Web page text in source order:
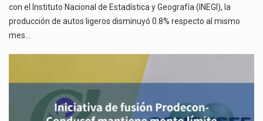
con el Instituto Nacional de Estadística y Geografía (INEGI), la
producción de autos ligeros disminuyó 0.8% respecto al mismo
mes…